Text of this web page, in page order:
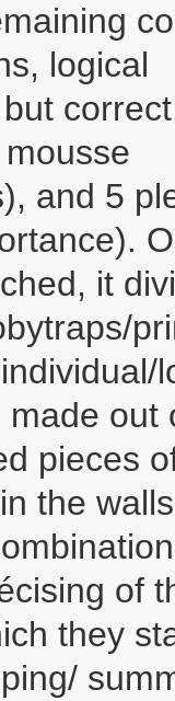
logical
and 5
it
out
pieces
the
of
they